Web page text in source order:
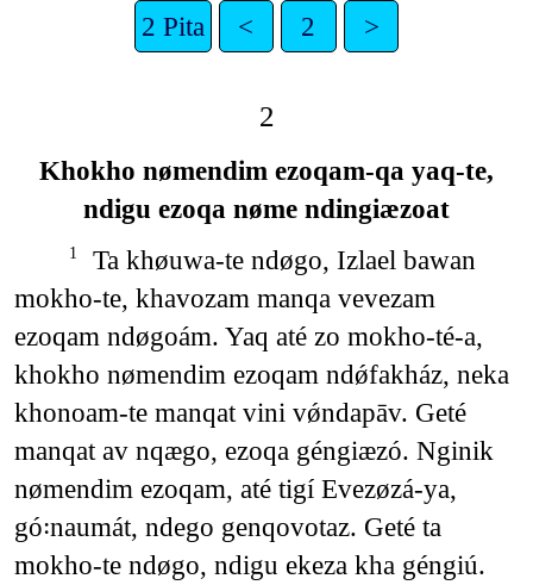
2 Pita < 2 >
2
Khokho nømendim ezoqam-qa yaq-te,
ndigu ezoqa nøme ndingiæzoat
1
Ta khøuwa-te ndøgo, Izlael bawan
mokho-te, khavozam manqa vevezam
ezoqam ndøgoám. Yaq até zo mokho-té-a,
khokho nømendim ezoqam ndǿfakház, neka
khonoam-te manqat vini vǿndapāv. Geté
manqat av nqægo, ezoqa géngiæzó. Nginik
nømendim ezoqam, até tigí Evezøzá-ya,
gó꞉naumát, ndego genqovotaz. Geté ta
mokho-te ndøgo, ndigu ekeza kha géngiú.